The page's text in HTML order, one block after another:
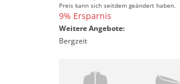
Preis kann sich seitdem geändert haben.
9% Ersparnis
Weitere Angebote:
Bergzeit